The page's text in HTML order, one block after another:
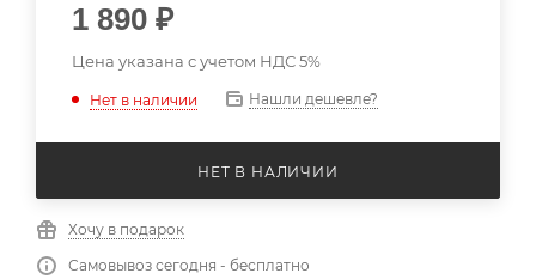
1 890 ₽
Цена указана с учетом НДС 5%
Нет в наличии Нашли дешевле?
НЕТ В НАЛИЧИИ
Хочу в подарок
Самовывоз сегодня - бесплатно